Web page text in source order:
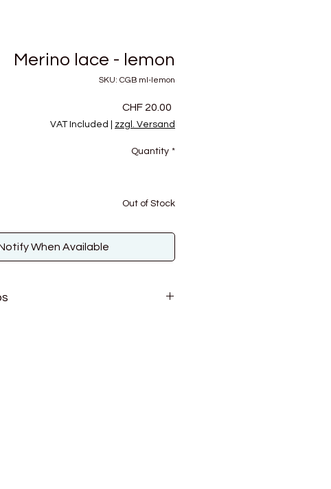
Merino lace - lemon
SKU: CGB ml-lemon
CHF 20.00
VAT Included zzgl. Versand
Quantity *
Out of Stock
When Available